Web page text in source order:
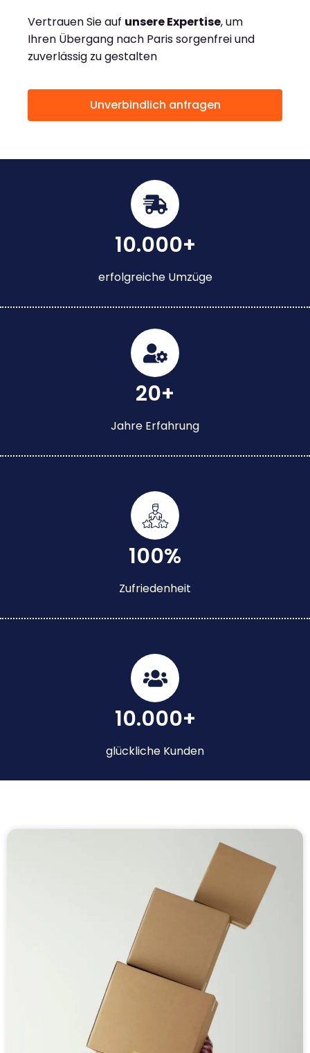
Vertrauen Sie auf unsere Expertise, um
Ihren Übergang nach Paris sorgenfrei und
zuverlässig zu gestalten
Unverbindlich anfragen
10.000+
erfolgreiche Umzüge
20+
Jahre Erfahrung
100%
Zufriedenheit
10.000+
glückliche Kunden